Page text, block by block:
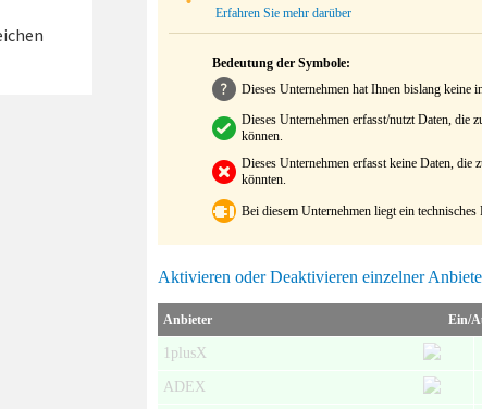
Erfahren Sie mehr darüber
Bedeutung der Symbole:
Dieses Unternehmen hat Ihnen bislang keine
Dieses Unternehmen erfasst/nutzt Daten, die
können.
Dieses Unternehmen erfasst keine Daten, die
könnten.
Bei diesem Unternehmen liegt ein